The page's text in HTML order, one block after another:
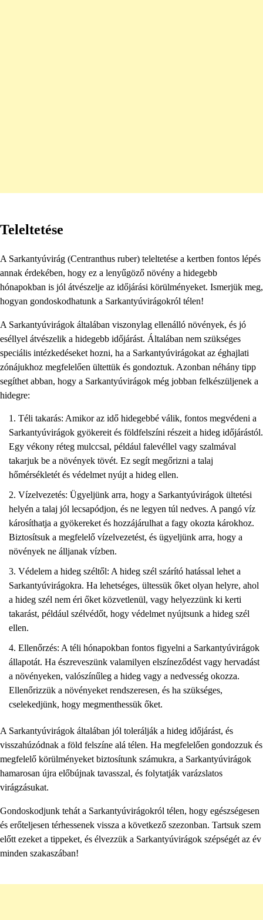
Teleltetése
A Sarkantyúvirág (Centranthus ruber) teleltetése a kertben fontos lépés
annak érdekében, hogy ez a lenyűgöző növény a hidegebb
hónapokban is jól átvészelje az időjárási körülményeket. Ismerjük meg,
hogyan gondoskodhatunk a Sarkantyúvirágokról télen!
A Sarkantyúvirágok általában viszonylag ellenálló növények, és jó
eséllyel átvészelik a hidegebb időjárást. Általában nem szükséges
speciális intézkedéseket hozni, ha a Sarkantyúvirágokat az éghajlati
zónájukhoz megfelelően ültettük és gondoztuk. Azonban néhány tipp
segíthet abban, hogy a Sarkantyúvirágok még jobban felkészüljenek a
hidegre:
Téli takarás: Amikor az idő hidegebbé válik, fontos megvédeni a
Sarkantyúvirágok gyökereit és földfelszíni részeit a hideg időjárástól.
Egy vékony réteg mulccsal, például falevéllel vagy szalmával
takarjuk be a növények tövét. Ez segít megőrizni a talaj
hőmérsékletét és védelmet nyújt a hideg ellen.
Vízelvezetés: Ügyeljünk arra, hogy a Sarkantyúvirágok ültetési
helyén a talaj jól lecsapódjon, és ne legyen túl nedves. A pangó víz
károsíthatja a gyökereket és hozzájárulhat a fagy okozta károkhoz.
Biztosítsuk a megfelelő vízelvezetést, és ügyeljünk arra, hogy a
növények ne álljanak vízben.
Védelem a hideg széltől: A hideg szél szárító hatással lehet a
Sarkantyúvirágokra. Ha lehetséges, ültessük őket olyan helyre, ahol
a hideg szél nem éri őket közvetlenül, vagy helyezzünk ki kerti
takarást, például szélvédőt, hogy védelmet nyújtsunk a hideg szél
ellen.
Ellenőrzés: A téli hónapokban fontos figyelni a Sarkantyúvirágok
állapotát. Ha észreveszünk valamilyen elszíneződést vagy hervadást
a növényeken, valószínűleg a hideg vagy a nedvesség okozza.
Ellenőrizzük a növényeket rendszeresen, és ha szükséges,
cselekedjünk, hogy megmenthessük őket.
A Sarkantyúvirágok általában jól tolerálják a hideg időjárást, és
visszahúzódnak a föld felszíne alá télen. Ha megfelelően gondozzuk és
megfelelő körülményeket biztosítunk számukra, a Sarkantyúvirágok
hamarosan újra előbújnak tavasszal, és folytatják varázslatos
virágzásukat.
Gondoskodjunk tehát a Sarkantyúvirágokról télen, hogy egészségesen
és erőteljesen térhessenek vissza a következő szezonban. Tartsuk szem
előtt ezeket a tippeket, és élvezzük a Sarkantyúvirágok szépségét az év
minden szakaszában!